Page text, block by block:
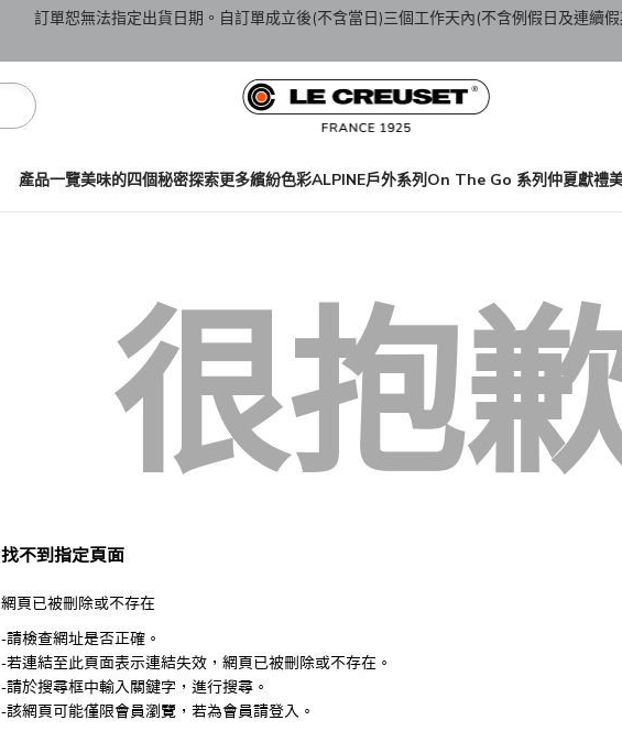
訂單恕無法指定出貨日期。自訂單成立後(不含當日)三個工作天內(不含例假日及連續假
產品一覽美味的四個秘密探索更多繽紛色彩ALPINE戶外系列On The Go 系列仲夏獻禮
很抱
找不到指定頁面
網頁已被刪除或不存在
-請檢查網址是否正確。
-若連結至此頁面表示連結失效，網頁已被刪除或不存在。
-請於搜尋框中輸入關鍵字，進行搜尋。
-該網頁可能僅限會員瀏覽，若為會員請登入。